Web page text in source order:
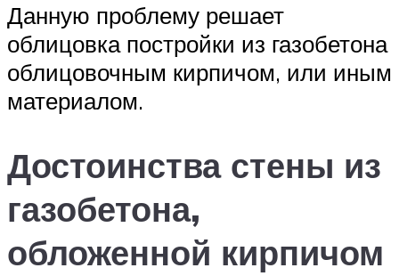
Данную проблему решает
облицовка постройки из газобетона
облицовочным кирпичом, или иным
материалом.
Достоинства стены из
газобетона,
обложенной кирпичом